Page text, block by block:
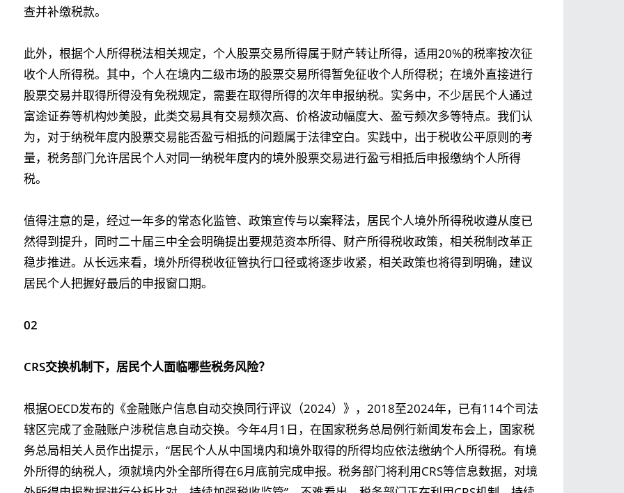
查并补缴税款。
此外，根据个人所得税法相关规定，个人股票交易所得属于财产转让所得，适用20%的税率按次征
收个人所得税。其中，个人在境内二级市场的股票交易所得暂免征收个人所得税；在境外直接进行
股票交易并取得所得没有免税规定，需要在取得所得的次年申报纳税。实务中，不少居民个人通过
富途证券等机构炒美股，此类交易具有交易频次高、价格波动幅度大、盈亏频次多等特点。我们认
为，对于纳税年度内股票交易能否盈亏相抵的问题属于法律空白。实践中，出于税收公平原则的考
量，税务部门允许居民个人对同一纳税年度内的境外股票交易进行盈亏相抵后申报缴纳个人所得
税。
值得注意的是，经过一年多的常态化监管、政策宣传与以案释法，居民个人境外所得税收遵从度已
然得到提升，同时二十届三中全会明确提出要规范资本所得、财产所得税收政策，相关税制改革正
稳步推进。从长远来看，境外所得税收征管执行口径或将逐步收紧，相关政策也将得到明确，建议
居民个人把握好最后的申报窗口期。
02
CRS交换机制下，居民个人面临哪些税务风险？
根据OECD发布的《金融账户信息自动交换同行评议（2024）》，2018至2024年，已有114个司法
辖区完成了金融账户涉税信息自动交换。今年4月1日，在国家税务总局例行新闻发布会上，国家税
务总局相关人员作出提示，“居民个人从中国境内和境外取得的所得均应依法缴纳个人所得税。有境
外所得的纳税人，须就境内外全部所得在6月底前完成申报。税务部门将利用CRS等信息数据，对境